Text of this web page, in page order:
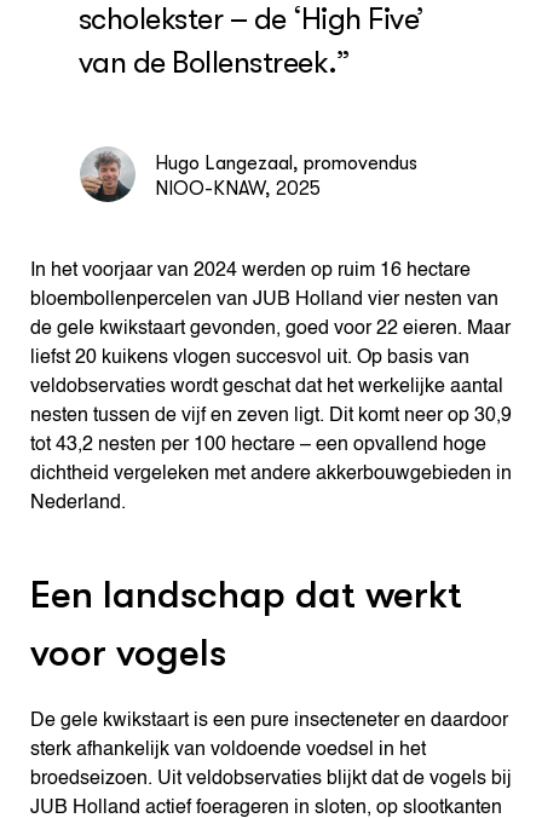
scholekster – de ‘High Five’
van de Bollenstreek.”
Hugo Langezaal, promovendus
NIOO-KNAW, 2025
In het voorjaar van 2024 werden op ruim 16 hectare
bloembollenpercelen van JUB Holland vier nesten van
de gele kwikstaart gevonden, goed voor 22 eieren. Maar
liefst 20 kuikens vlogen succesvol uit. Op basis van
veldobservaties wordt geschat dat het werkelijke aantal
nesten tussen de vijf en zeven ligt. Dit komt neer op 30,9
tot 43,2 nesten per 100 hectare – een opvallend hoge
dichtheid vergeleken met andere akkerbouwgebieden in
Nederland.
Een landschap dat werkt
voor vogels
De gele kwikstaart is een pure insecteneter en daardoor
sterk afhankelijk van voldoende voedsel in het
broedseizoen. Uit veldobservaties blijkt dat de vogels bij
JUB Holland actief foerageren in sloten, op slootkanten